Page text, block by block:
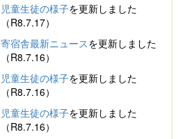
児童生徒の様子を更新しました
（R8.7.17）
寄宿舎最新ニュースを更新しました
（R8.7.16）
児童生徒の様子を更新しました
（R8.7.16）
児童生徒の様子を更新しました
（R8.7.16）